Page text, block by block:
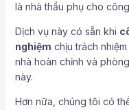
là nhà thầu phụ cho
Dịch vụ này có sẵn khi
nghiệm chịu trách
nhà hoàn chỉnh và
này.
Hơn nữa, chúng tôi có